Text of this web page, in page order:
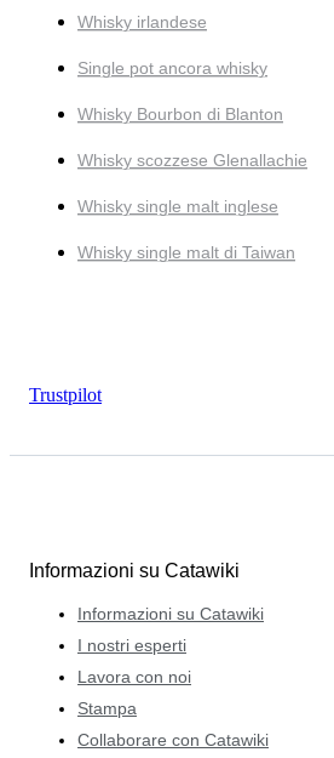
Whisky irlandese
Single pot ancora whisky
Whisky Bourbon di Blanton
Whisky scozzese Glenallachie
Whisky single malt inglese
Whisky single malt di Taiwan
Trustpilot
Informazioni su Catawiki
Informazioni su Catawiki
I nostri esperti
Lavora con noi
Stampa
Collaborare con Catawiki